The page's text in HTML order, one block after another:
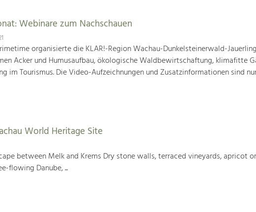
Webinare zum Nachschauen
organisierte die KLAR!-Region Wachau-Dunkelsteinerwald-
Acker und Humusaufbau, ökologische Waldbewirtschaftung, klimafitte
im Tourismus. Die Video-Aufzeichnungen und Zusatzinformationen sind
World Heritage Site
between Melk and Krems Dry stone walls, terraced vineyards, apricot
flowing Danube, ...